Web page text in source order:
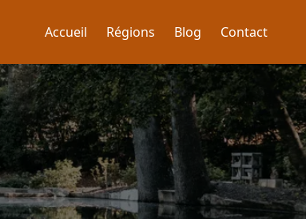
Accueil Régions Blog Contact